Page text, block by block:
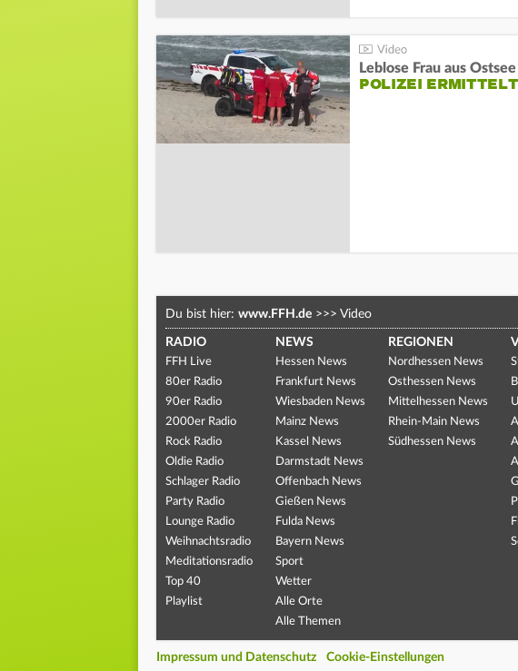
Leblose Frau aus
POLIZEI ERMITTELT
Du bist hier: www.FFH.de >>> Video
RADIO
FFH Live
80er Radio
90er Radio
2000er Radio
Rock Radio
Oldie Radio
Schlager Radio
Party Radio
Lounge Radio
Weihnachtsradio
Meditationsradio
Top 40
Playlist
NEWS
Hessen News
Frankfurt News
Wiesbaden News
Mainz News
Kassel News
Darmstadt News
Offenbach News
Gießen News
Fulda News
Bayern News
Sport
Wetter
Alle Orte
Alle Themen
REGIONEN
Nordhessen News
Osthessen News
Mittelhessen News
Rhein-Main News
Südhessen News
Impressum und Datenschutz Cookie-Einstellungen